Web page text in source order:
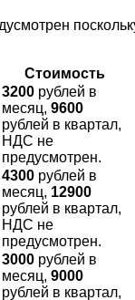
Стоимость
3200 рублей в
месяц, 9600
рублей в квартал,
НДС не
предусмотрен.
4300 рублей в
месяц, 12900
рублей в квартал,
НДС не
предусмотрен.
3000 рублей в
месяц, 9000
рублей в квартал,